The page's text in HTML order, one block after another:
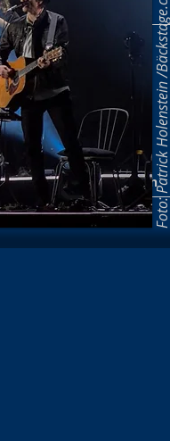
Shows Archiv 2025
2024/25 Archiv
Shows Archiv 2022
Show Archiv 2020
Archiv 2019/20
2017 Über michFoto: Patrick Holenstein /Bäckstage.ch